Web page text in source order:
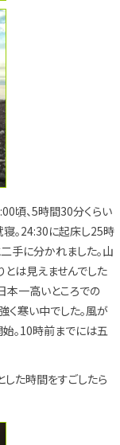
頃、5時間30分くらい
寝。24:30に起床し25時
手に分かれました。山
は見えませんでした
本一高いところでの
く寒い中でした。風が
。10時前までには五
た時間をすごしたら